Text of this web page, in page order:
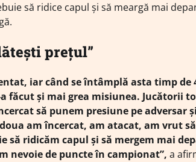
să ridice capul şi să meargă mai
prețul”
iar când se întâmplă asta timp de
făcut şi mai grea misiunea. Jucătorii
să punem presiune pe adversar
am încercat, am atacat, am vrut
ridicăm capul şi să mergem mai
nevoie de puncte în campionat”, a